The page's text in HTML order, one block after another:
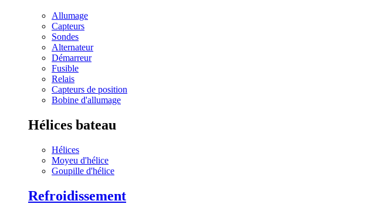
Allumage
Capteurs
Sondes
Alternateur
Démarreur
Fusible
Relais
Capteurs de position
Bobine d'allumage
Hélices bateau
Hélices
Moyeu d'hélice
Goupille d'hélice
Refroidissement